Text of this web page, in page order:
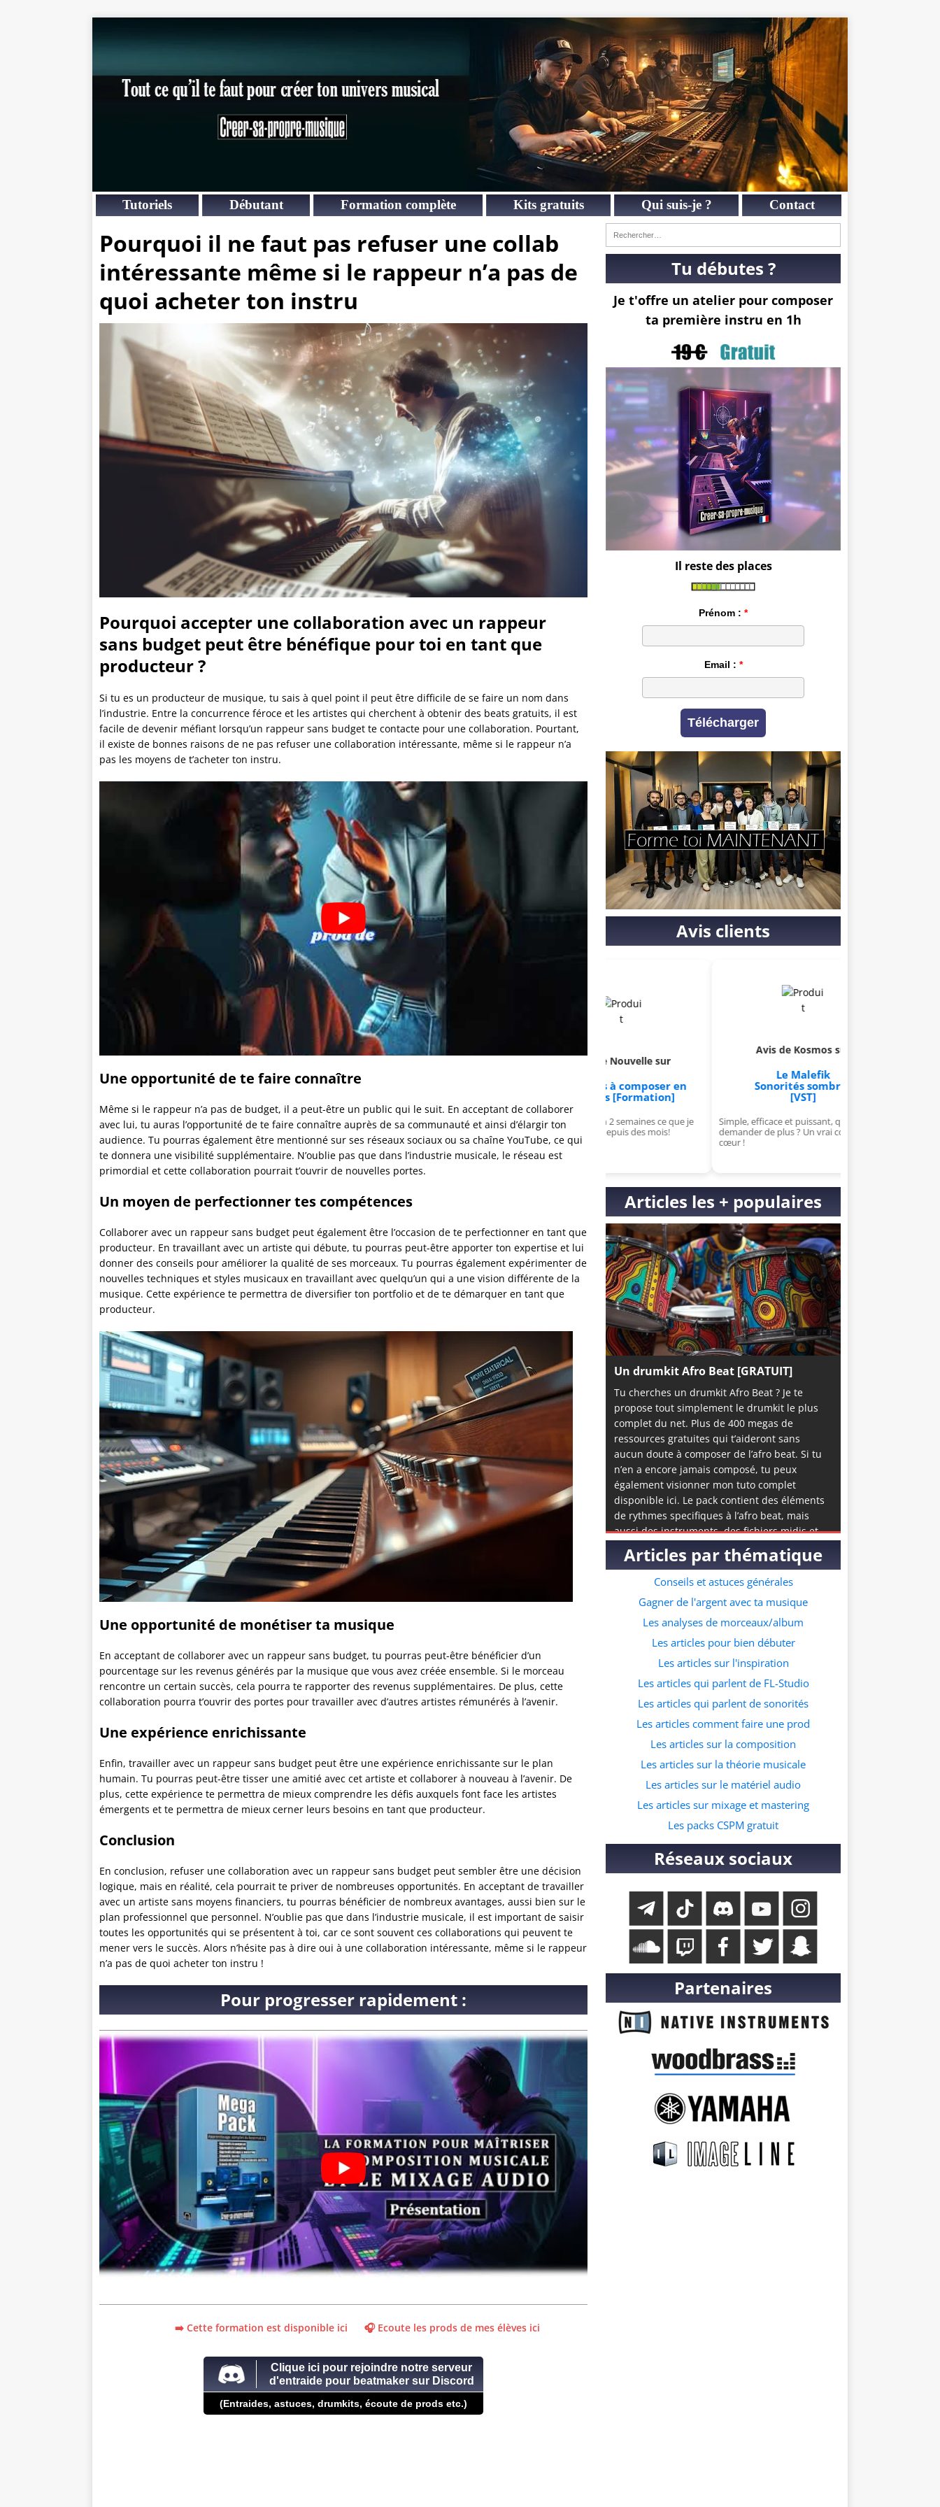
Tutoriels Débutant Formation complète Kits gratuits Qui suis-je ? Contact
Pourquoi il ne faut pas refuser une collab
intéressante même si le rappeur n’a pas de
quoi acheter ton instru
Pourquoi accepter une collaboration avec un rappeur
sans budget peut être bénéfique pour toi en tant que
producteur ?
Si tu es un producteur de musique, tu sais à quel point il peut être difficile de se faire un nom dans
l’industrie. Entre la concurrence féroce et les artistes qui cherchent à obtenir des beats gratuits, il est
facile de devenir méfiant lorsqu’un rappeur sans budget te contacte pour une collaboration. Pourtant,
il existe de bonnes raisons de ne pas refuser une collaboration intéressante, même si le rappeur n’a
pas les moyens de t’acheter ton instru.
Une opportunité de te faire connaître
Même si le rappeur n’a pas de budget, il a peut-être un public qui le suit. En acceptant de collaborer
avec lui, tu auras l’opportunité de te faire connaître auprès de sa communauté et ainsi d’élargir ton
audience. Tu pourras également être mentionné sur ses réseaux sociaux ou sa chaîne YouTube, ce qui
te donnera une visibilité supplémentaire. N’oublie pas que dans l’industrie musicale, le réseau est
primordial et cette collaboration pourrait t’ouvrir de nouvelles portes.
Un moyen de perfectionner tes compétences
Collaborer avec un rappeur sans budget peut également être l’occasion de te perfectionner en tant que
producteur. En travaillant avec un artiste qui débute, tu pourras peut-être apporter ton expertise et lui
donner des conseils pour améliorer la qualité de ses morceaux. Tu pourras également expérimenter de
nouvelles techniques et styles musicaux en travaillant avec quelqu’un qui a une vision différente de la
musique. Cette expérience te permettra de diversifier ton portfolio et de te démarquer en tant que
producteur.
Une opportunité de monétiser ta musique
En acceptant de collaborer avec un rappeur sans budget, tu pourras peut-être bénéficier d’un
pourcentage sur les revenus générés par la musique que vous avez créée ensemble. Si le morceau
rencontre un certain succès, cela pourra te rapporter des revenus supplémentaires. De plus, cette
collaboration pourra t’ouvrir des portes pour travailler avec d’autres artistes rémunérés à l’avenir.
Une expérience enrichissante
Enfin, travailler avec un rappeur sans budget peut être une expérience enrichissante sur le plan
humain. Tu pourras peut-être tisser une amitié avec cet artiste et collaborer à nouveau à l’avenir. De
plus, cette expérience te permettra de mieux comprendre les défis auxquels font face les artistes
émergents et te permettra de mieux cerner leurs besoins en tant que producteur.
Conclusion
En conclusion, refuser une collaboration avec un rappeur sans budget peut sembler être une décision
logique, mais en réalité, cela pourrait te priver de nombreuses opportunités. En acceptant de travailler
avec un artiste sans moyens financiers, tu pourras bénéficier de nombreux avantages, aussi bien sur le
plan professionnel que personnel. N’oublie pas que dans l’industrie musicale, il est important de saisir
toutes les opportunités qui se présentent à toi, car ce sont souvent ces collaborations qui peuvent te
mener vers le succès. Alors n’hésite pas à dire oui à une collaboration intéressante, même si le rappeur
n’a pas de quoi acheter ton instru !
Pour progresser rapidement :
➡️ Cette formation est disponible ici 🎧 Ecoute les prods de mes élèves ici
Clique ici pour rejoindre notre serveur
d'entraide pour beatmaker sur Discord
(Entraides, astuces, drumkits, écoute de prods etc.)
Tu débutes ?
Je t'offre un atelier pour composer
ta première instru en 1h
Il reste des places
Prénom :
Email :
Télécharger
Avis clients
Apprends à créer et à vendre
ton propre VST
Créer mon propre VST ? Impensable !
Mais grâce à cette formation, j'ai réussi !
Fierté totale !
Le pack ULTRA : La formation
Formation au top, vidéos variées et
complètes, je recommande à fond !
Enfin compris en 2 semaines ce que je
galérais à piger depuis des mois!
Avis de Kosmos sur
Sonorités sombres
Simple, efficace et puissant, que
demander de plus ? Un vrai coup de
Apprends à créer et
J'ai kiffé, j'suis chaud pour la
pour cette formation de ouf !
Articles les + populaires
Un drumkit Afro Beat [GRATUIT]
Tu cherches un drumkit Afro Beat ? Je te
propose tout simplement le drumkit le plus
complet du net. Plus de 400 megas de
ressources gratuites qui t’aideront sans
aucun doute à composer de l’afro beat. Si tu
n’en a encore jamais composé, tu peux
également visionner mon tuto complet
disponible ici. Le pack contient des éléments
de rythmes specifiques à l’afro beat, mais
aussi des instruments, des fichiers midis et
même quelques accapelas et loops prête à
l’emploi. C’est de loin la meilleure ressource
pour ceux qui souhaitent commencer à faire
des prods dans ce genre musicale. A quelle
adresse veux tu recevoir le pack ?
Articles par thématique
Conseils et astuces générales
Gagner de l'argent avec ta musique
Les analyses de morceaux/album
Les articles pour bien débuter
Les articles sur l'inspiration
Les articles qui parlent de FL-Studio
Les articles qui parlent de sonorités
Les articles comment faire une prod
Les articles sur la composition
Les articles sur la théorie musicale
Les articles sur le matériel audio
Les articles sur mixage et mastering
Les packs CSPM gratuit
Réseaux sociaux
Partenaires